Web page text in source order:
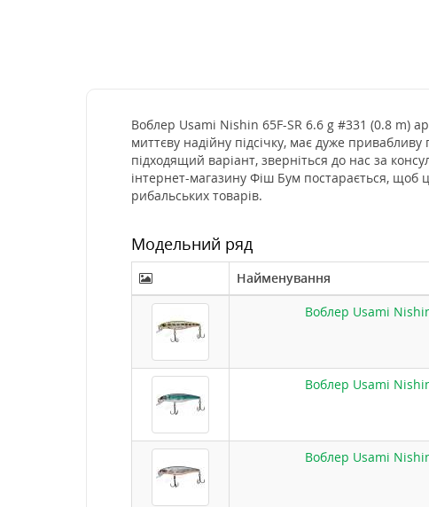
Воблер Usami Nishin 65F-SR 6.6 g #331 (0.8 m)
миттєву надійну підсічку, має дуже
підходящий варіант, зверніться до нас за
інтернет-магазину Фіш Бум постарається, щоб
рибальських товарів.
Модельний ряд
Найменування
Воблер Usami
Воблер Usami
Воблер Usami